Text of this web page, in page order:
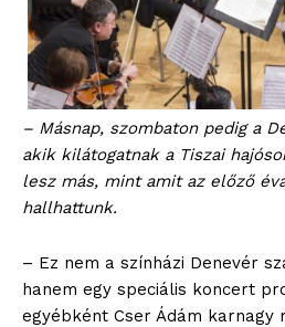
– Másnap, szombaton pedig a
akik kilátogatnak a Tiszai
lesz más, mint amit az előző
hallhattunk.
– Ez nem a színházi Denevér
hanem egy speciális koncert
egyébként Cser Ádám karnagy